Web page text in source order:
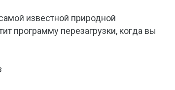
известной природной
программу перезагрузки, когда вы